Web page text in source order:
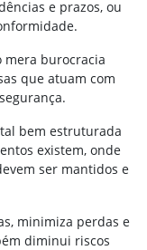
e prazos, ou
mera burocracia
que atuam com
bem estruturada
existem, onde
ser mantidos e
minimiza perdas e
diminui riscos